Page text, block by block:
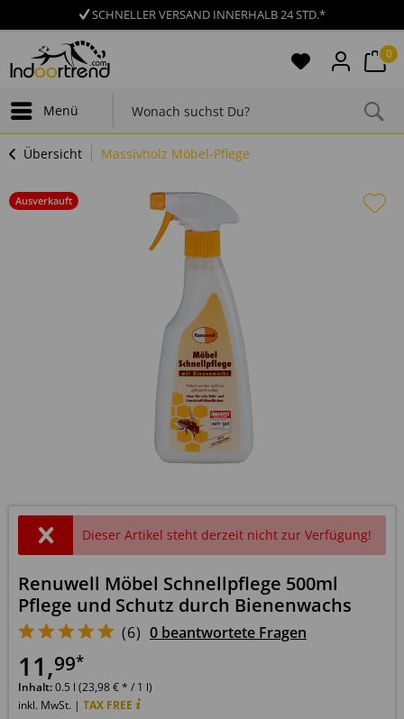
SCHNELLER VERSAND INNERHALB 24 STD.*
Menü
0
Übersicht Massivholz Möbel-Pflege
Ausverkauft
Dieser Artikel steht derzeit nicht zur Verfügung!
Renuwell Möbel Schnellpflege 500ml
Pflege und Schutz durch Bienenwachs
(6) 0 beantwortete Fragen
11,99*
Inhalt:0.5 l (23,98 € * / 1 l)
inkl. MwSt. | TAX FREE